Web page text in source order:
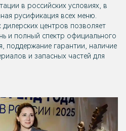
в российских условиях, в
русификация всех меню.
дилерских центров позволяет
и полный спектр официального
поддержание гарантии, наличие
и запасных частей для